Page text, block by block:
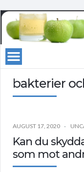
bakterier
AUGUST 17, 2020
Kan du
som mot